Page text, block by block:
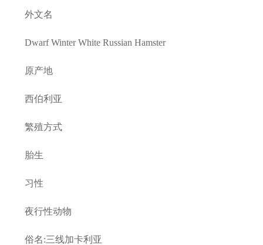
外文名
Dwarf Winter White Russian Hamster
原产地
西伯利亚
繁殖方式
胎生
习性
夜行性动物
俗名:三线加卡利亚